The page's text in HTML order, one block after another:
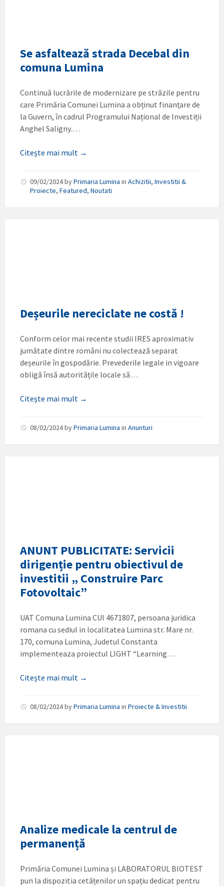
Se asfaltează strada Decebal din
comuna Lumina
Continuă lucrările de modernizare pe străzile pentru
care Primăria Comunei Lumina a obținut finanțare de
la Guvern, în cadrul Programului Național de Investiții
Anghel Saligny.…
Citește mai mult →
09/02/2024byPrimaria Lumina in Achizitii, Investitii &
Proiecte, Featured, Noutati
Deșeurile nereciclate ne costă !
Conform celor mai recente studii IRES aproximativ
jumătate dintre români nu colectează separat
deșeurile în gospodărie. Prevederile legale in vigoare
obligă însă autoritățile locale să…
Citește mai mult →
08/02/2024byPrimaria Lumina in Anunturi
ANUNT PUBLICITATE: Servicii
dirigenție pentru obiectivul de
investitii „ Construire Parc
Fotovoltaic”
UAT Comuna Lumina CUI 4671807, persoana juridica
romana cu sediul in localitatea Lumina str. Mare nr.
170, comuna Lumina, Judetul Constanta
implementeaza proiectul LIGHT “Learning…
Citește mai mult →
08/02/2024byPrimaria Lumina in Proiecte & Investitii
Analize medicale la centrul de
permanență
Primăria Comunei Lumina și LABORATORUL BIOTEST
pun la dispozitia cetățenilor un spațiu dedicat pentru